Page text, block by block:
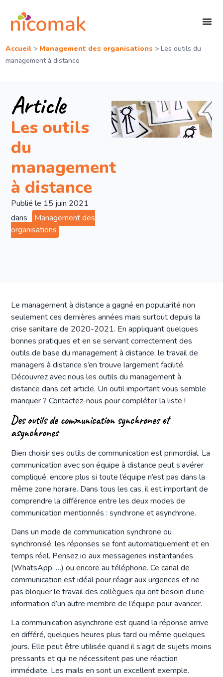
Accueil> Management des organisations > Les outils du
management à distance
Article
Les outils
du
management
à distance
Publié le 15 juin 2021
dans
Management des
organisations
Le management à distance a gagné en popularité non
seulement ces dernières années mais surtout depuis la
crise sanitaire de 2020-2021. En appliquant quelques
bonnes pratiques et en se servant correctement des
outils de base du management à distance, le travail de
managers à distance s’en trouve largement facilité.
Découvrez avec nous les outils du management à
distance dans cet article. Un outil important vous semble
manquer ? Contactez-nous pour compléter la liste !
Des outils de communication synchrones et
asynchrones
Bien choisir ses outils de communication est primordial. La
communication avec son équipe à distance peut s’avérer
compliqué, encore plus si toute l’équipe n’est pas dans la
même zone horaire. Dans tous les cas, il est important de
comprendre la différence entre les deux modes de
communication mentionnés : synchrone et asynchrone.
Dans un mode de communication synchrone ou
synchronisé, les réponses se font automatiquement et en
temps réel. Pensez ici aux messageries instantanées
(WhatsApp, …) ou encore au téléphone. Ce canal de
communication est idéal pour réagir aux urgences et ne
pas bloquer le travail des collègues qui ont besoin d’une
information d’un autre membre de l’équipe pour avancer.
La communication asynchrone est quand la réponse arrive
en différé, quelques heures plus tard ou même quelques
jours. Elle peut être utilisée quand il s’agit de sujets moins
pressants et qui ne nécessitent pas une réaction
immédiate. Les mails en sont un excellent exemple.